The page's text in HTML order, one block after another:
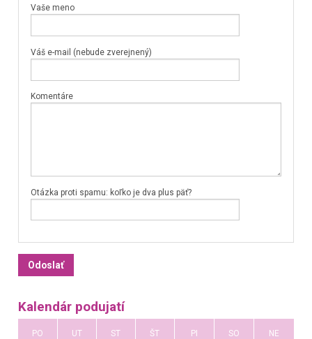
Vaše meno
Váš e-mail (nebude zverejnený)
Komentáre
Otázka proti spamu: koľko je dva plus päť?
Kalendár podujatí
PO UT ST ŠT PI SO NE